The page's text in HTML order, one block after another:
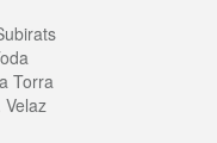
Torra
Velaz